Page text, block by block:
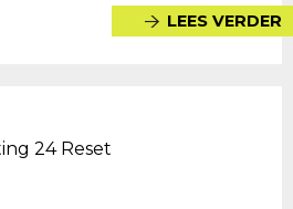
LEES VERDER
24 Reset